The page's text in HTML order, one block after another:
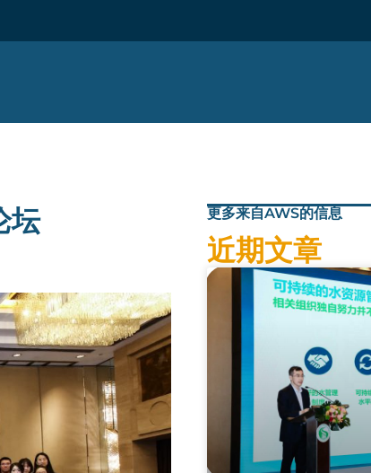
坛 更多来自AWS的信息
近期文章